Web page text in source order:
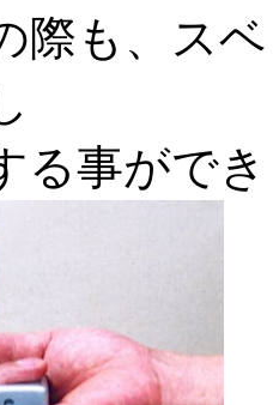
際も、ス
事ができ